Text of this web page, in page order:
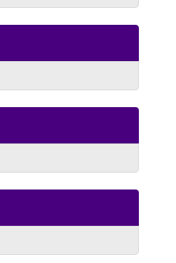
지역에서 방영되었으
전 세계의 사랑을 받
를 찾는 분, 클레이 애
에는 20:00까지 개관
확인해 주세요.